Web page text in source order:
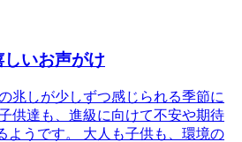
いお声がけ
兆しが少しずつ感じられる季節に
供達も、進級に向けて不安や期待
ようです。 大人も子供も、環境の